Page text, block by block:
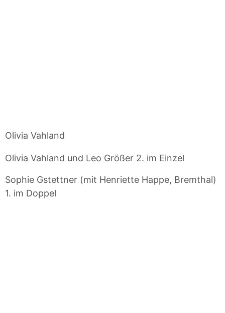
Olivia Vahland
Olivia Vahland und Leo Größer 2. im Einzel
Sophie Gstettner (mit Henriette Happe, Bremthal)
1. im Doppel